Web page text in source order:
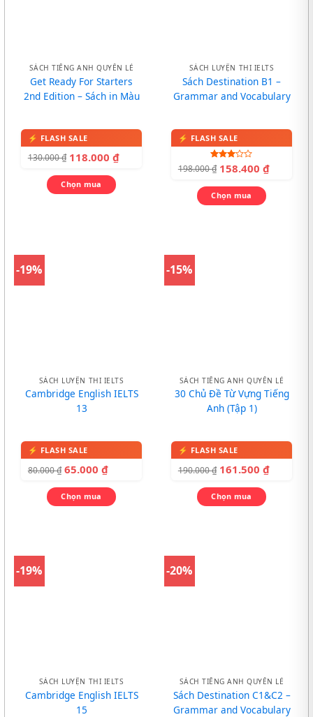
SÁCH TIẾNG ANH QUYỂN LẺ
Get Ready For Starters
2nd Edition – Sách in Màu
130.000₫ 118.000 ₫
Chọn mua
SÁCH LUYỆN THI IELTS
Sách Destination B1 –
Grammar and Vocabulary
Được
xếp
3.00
sao
198.000₫ 158.400 ₫
Chọn mua
-19%
SÁCH LUYỆN THI IELTS
Cambridge English IELTS
13
80.000₫ 65.000 ₫
Chọn mua
-15%
SÁCH TIẾNG ANH QUYỂN LẺ
30 Chủ Đề Từ Vựng Tiếng
Anh (Tập 1)
190.000₫ 161.500 ₫
Chọn mua
-19%
SÁCH LUYỆN THI IELTS
Cambridge English IELTS
15
-20%
SÁCH TIẾNG ANH QUYỂN LẺ
Sách Destination C1&C2 –
Grammar and Vocabulary